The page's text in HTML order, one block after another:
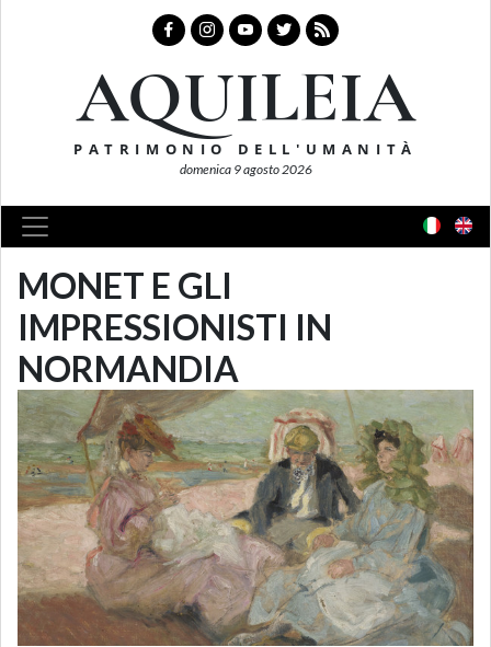
AQUILEIA
PATRIMONIO DELL'UMANITÀ
domenica 9 agosto 2026
MONET E GLI
IMPRESSIONISTI IN
NORMANDIA